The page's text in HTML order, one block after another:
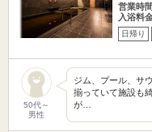
営業時
入浴料
日帰り
50代～
男性
ジム、プール、サ
揃っていて施設も
が…